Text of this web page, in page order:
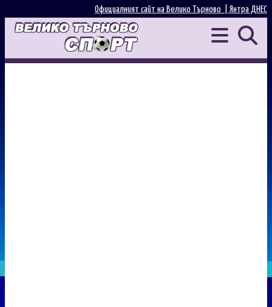
Янтра ДНЕС
Официалният сайт на Велико Търново |